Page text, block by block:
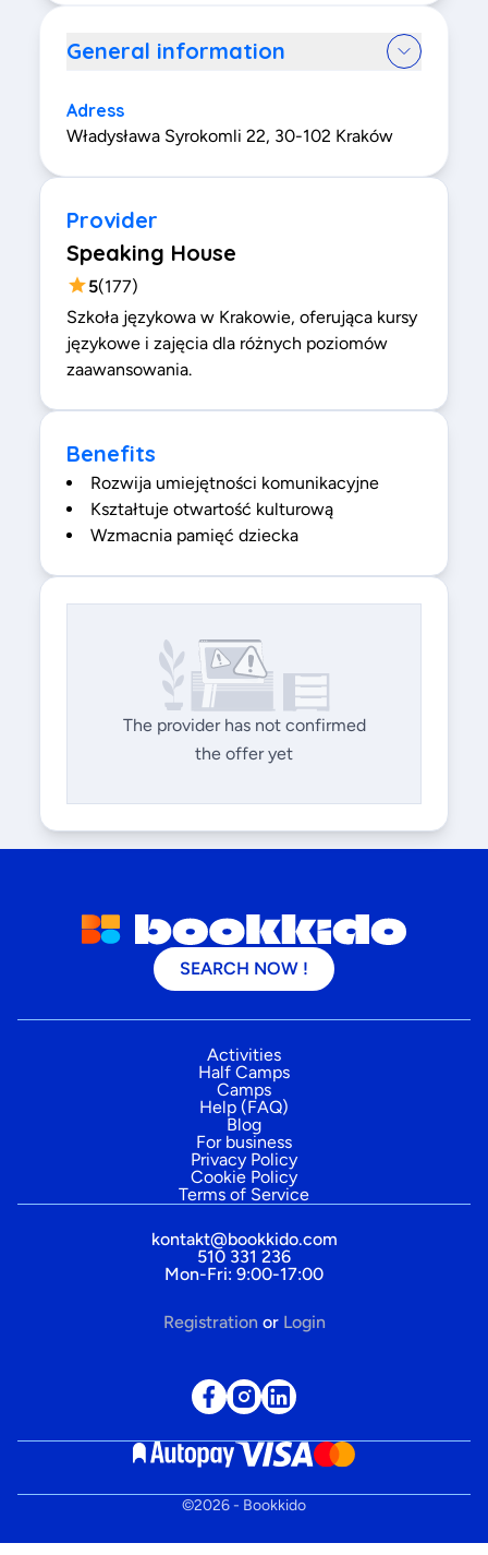
General information
Adress
Władysława Syrokomli 22, 30-102 Kraków
Provider
Speaking House
5(177)
Szkoła językowa w Krakowie, oferująca kursy
językowe i zajęcia dla różnych poziomów
zaawansowania.
Benefits
Rozwija umiejętności komunikacyjne
Kształtuje otwartość kulturową
Wzmacnia pamięć dziecka
The provider has not confirmed
the offer yet
SEARCH NOW !
Activities
Half Camps
Camps
Help (FAQ)
Blog
For business
Privacy Policy
Cookie Policy
Terms of Service
kontakt@bookkido.com
510 331 236
Mon-Fri: 9:00-17:00
Registration or Login
©2026- Bookkido